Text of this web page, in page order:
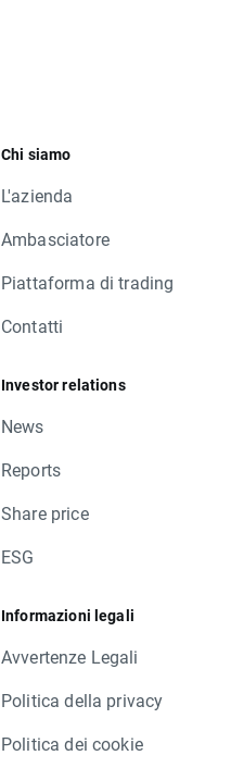
Chi siamo
L'azienda
Ambasciatore
Piattaforma di trading
Contatti
Investor relations
News
Reports
Share price
ESG
Informazioni legali
Avvertenze Legali
Politica della privacy
Politica dei cookie